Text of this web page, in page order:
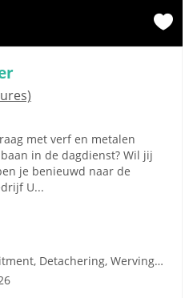
met verf en metalen
in de dagdienst? Wil jij
je benieuwd naar de
U...
Procesindustrie, Recruitment, Detachering, Werving en Selectie